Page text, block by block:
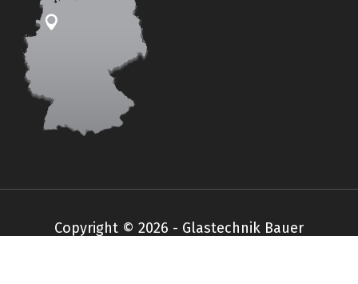
Copyright © 2026 - Glastechnik Bauer